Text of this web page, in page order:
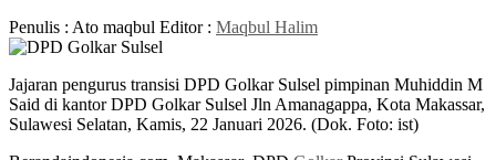
Penulis : Ato maqbul Editor : Maqbul Halim
Jajaran pengurus transisi DPD Golkar Sulsel pimpinan Muhiddin M
Said di kantor DPD Golkar Sulsel Jln Amanagappa, Kota Makassar,
Sulawesi Selatan, Kamis, 22 Januari 2026. (Dok. Foto: ist)